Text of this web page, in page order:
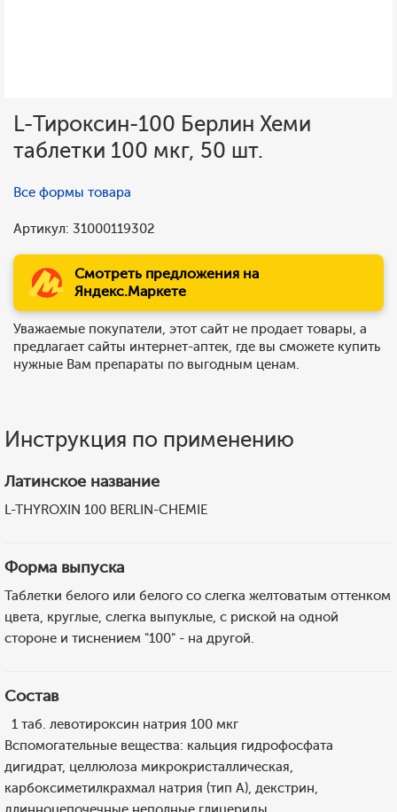
L-Тироксин-100 Берлин Хеми
таблетки 100 мкг, 50 шт.
Все формы товара
Артикул: 31000119302
Смотреть предложения на
Яндекс.Маркете
Уважаемые покупатели, этот сайт не продает товары, а
предлагает сайты интернет-аптек, где вы сможете купить
нужные Вам препараты по выгодным ценам.
Инструкция по применению
Латинское название
L-THYROXIN 100 BERLIN-CHEMIE
Форма выпуска
Таблетки белого или белого со слегка желтоватым оттенком
цвета, круглые, слегка выпуклые, с риской на одной
стороне и тиснением "100" - на другой.
Состав
1 таб. левотироксин натрия 100 мкг
Вспомогательные вещества: кальция гидрофосфата
дигидрат, целлюлоза микрокристаллическая,
карбоксиметилкрахмал натрия (тип А), декстрин,